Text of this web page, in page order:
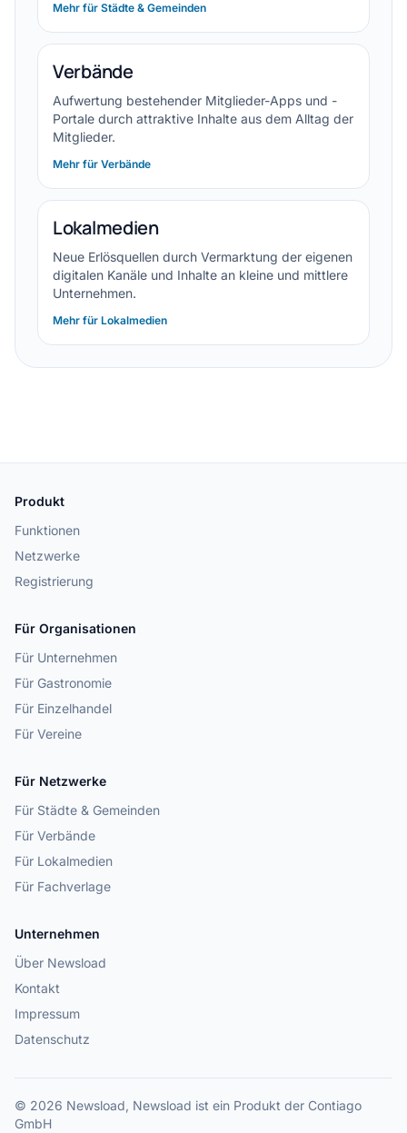
Mehr für Städte & Gemeinden
Verbände
Aufwertung bestehender Mitglieder-Apps und -
Portale durch attraktive Inhalte aus dem Alltag der
Mitglieder.
Mehr für Verbände
Lokalmedien
Neue Erlösquellen durch Vermarktung der eigenen
digitalen Kanäle und Inhalte an kleine und mittlere
Unternehmen.
Mehr für Lokalmedien
Produkt
Funktionen
Netzwerke
Registrierung
Für Organisationen
Für Unternehmen
Für Gastronomie
Für Einzelhandel
Für Vereine
Für Netzwerke
Für Städte & Gemeinden
Für Verbände
Für Lokalmedien
Für Fachverlage
Unternehmen
Über Newsload
Kontakt
Impressum
Datenschutz
© 2026 Newsload, Newsload ist ein Produkt der Contiago
GmbH